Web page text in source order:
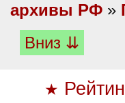
архивы РФ »
Вниз ⇊
★